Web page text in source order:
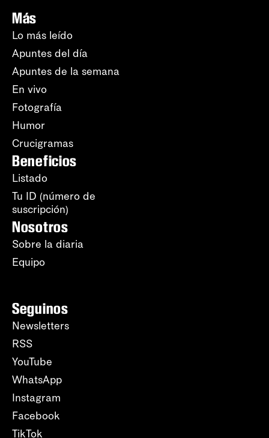
Más
Lo más leído
Apuntes del día
Apuntes de la semana
En vivo
Fotografía
Humor
Crucigramas
Beneficios
Listado
Tu ID (número de
suscripción)
Nosotros
Sobre la diaria
Equipo
Seguinos
Newsletters
RSS
YouTube
WhatsApp
Instagram
Facebook
TikTok